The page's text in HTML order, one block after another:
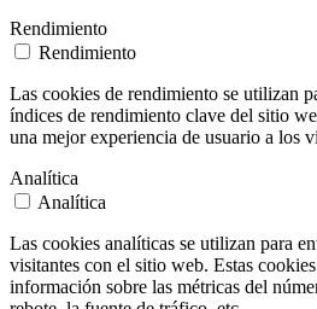
Rendimiento
Rendimiento
Las cookies de rendimiento se utilizan
índices de rendimiento clave del sitio
una mejor experiencia de usuario a los
Analítica
Analítica
Las cookies analíticas se utilizan para
visitantes con el sitio web. Estas
información sobre las métricas del